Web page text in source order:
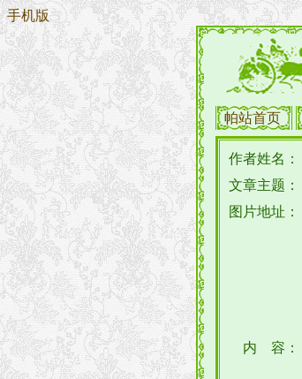
手机版
帕站首页
作者姓名：
文章主题：
图片地址：
内 容：